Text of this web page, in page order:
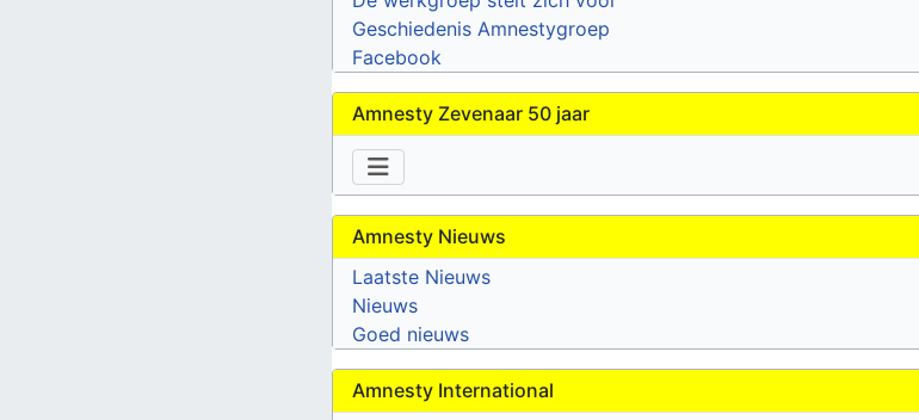
Geschiedenis Amnestygroep
Facebook
Amnesty Zevenaar 50 jaar
Amnesty Nieuws
Laatste Nieuws
Nieuws
Goed nieuws
Amnesty International